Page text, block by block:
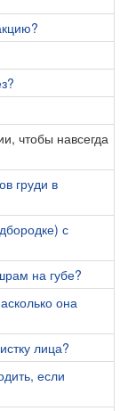
чтобы навсегда
груди в
с
на губе?
она
лица?
если